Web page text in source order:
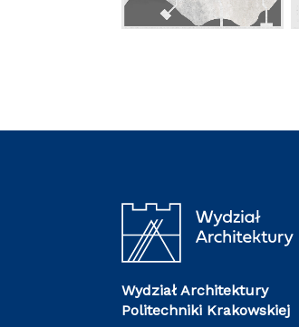
Wydział Architektury
Politechniki Krakowskiej